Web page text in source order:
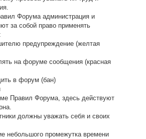
Форума администрация и
за собой право применять
предупреждение (желтая
на форуме сообщения (красная
в форум (бан)
Правил Форума, здесь действуют
должны уважать себя и своих
небольшого промежутка времени